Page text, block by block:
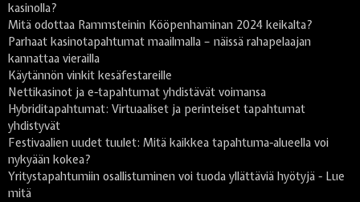
kasinolla?
Mitä odottaa Rammsteinin Kööpenhaminan 2024 keikalta?
Parhaat kasinotapahtumat maailmalla – näissä rahapelaajan
kannattaa vierailla
Käytännön vinkit kesäfestareille
Nettikasinot ja e-tapahtumat yhdistävät voimansa
Hybriditapahtumat: Virtuaaliset ja perinteiset tapahtumat
yhdistyvät
Festivaalien uudet tuulet: Mitä kaikkea tapahtuma-alueella voi
nykyään kokea?
Yritystapahtumiin osallistuminen voi tuoda yllättäviä hyötyjä - Lue
mitä